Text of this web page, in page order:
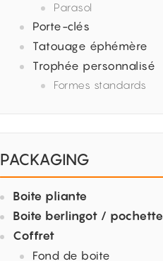
Parasol
Porte-clés
Tatouage éphémère
Trophée personnalisé
Formes standards
PACKAGING
Boite pliante
Boite berlingot / pochette
Coffret
Fond de boite